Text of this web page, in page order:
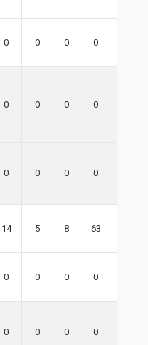
0 0 0 0
0 0 0 0
0 0 0 0
14 5 8 63
0 0 0 0
0 0 0 0